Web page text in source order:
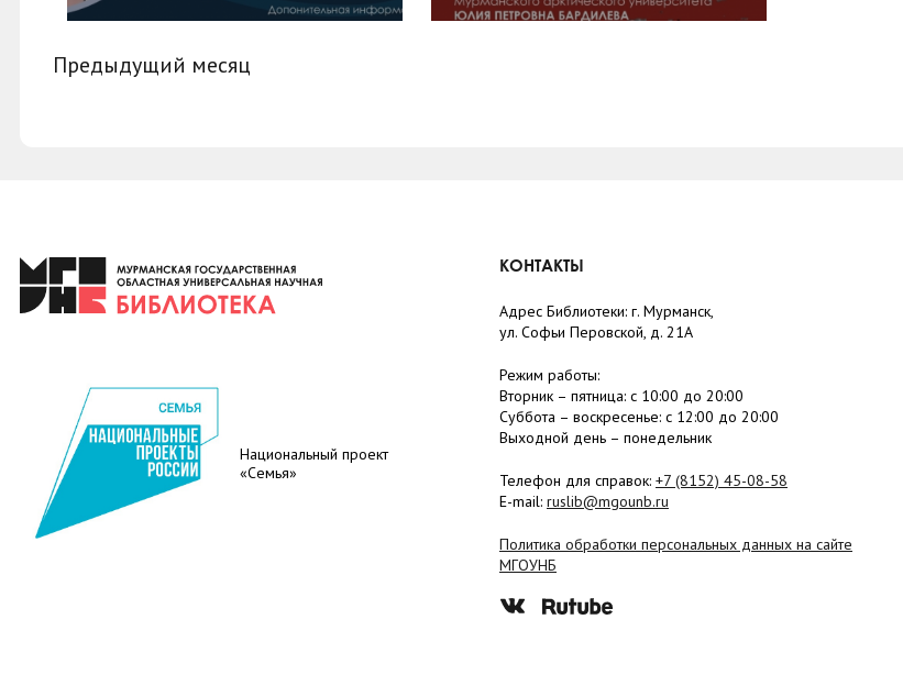
Предыдущий месяц
Национальный проект
«Семья»
КОНТАКТЫ
Адрес Библиотеки: г. Мурманск,
ул. Софьи Перовской, д. 21А
Режим работы:
Вторник – пятница: с 10:00 до 20:00
Суббота – воскресенье: c 12:00 до 20:00
Выходной день – понедельник
Телефон для справок: +7 (8152) 45-08-58
E-mail: ruslib@mgounb.ru
Политика обработки персональных данных на сайте
МГОУНБ